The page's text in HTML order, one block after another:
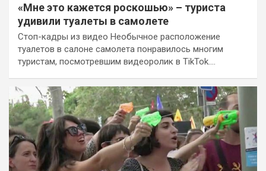
«Мне это кажется роскошью» – туриста
удивили туалеты в самолете
Стоп-кадры из видео Необычное расположение
туалетов в салоне самолета понравилось многим
туристам, посмотревшим видеоролик в TikTok.…